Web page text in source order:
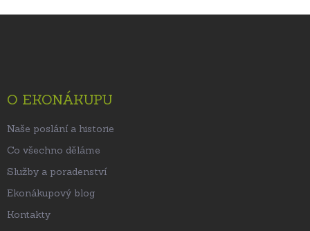
O EKONÁKUPU
Naše poslání a historie
Co všechno děláme
Služby a poradenství
Ekonákupový blog
Kontakty